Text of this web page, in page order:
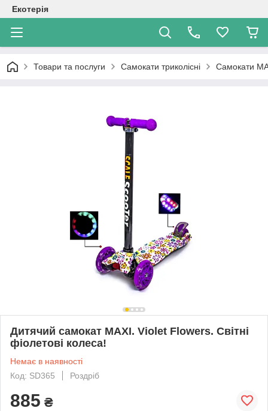
Екотерія
Товари та послуги Самокати триколісні Самокати
Дитячий самокат MAXI. Violet Flowers. Світні
фіолетові колеса!
Немає в наявності
Код: SD365
Роздріб
885 ₴